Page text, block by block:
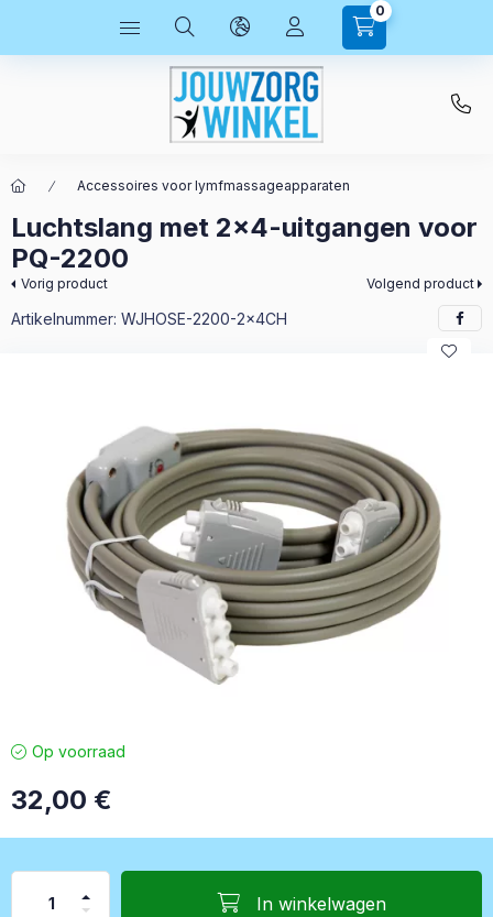
0
Accessoires voor lymfmassageapparaten
Luchtslang met 2x4-uitgangen voor
PQ-2200
Vorig product Volgend product
Artikelnummer: WJHOSE-2200-2x4CH
Op voorraad
32,00 €
In winkelwagen